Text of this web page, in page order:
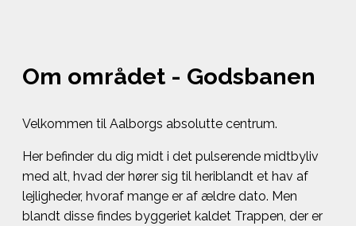
Om området - Godsbanen
Velkommen til Aalborgs absolutte centrum.
Her befinder du dig midt i det pulserende midtbyliv
med alt, hvad der hører sig til heriblandt et hav af
lejligheder, hvoraf mange er af ældre dato. Men
blandt disse findes byggeriet kaldet Trappen, der er